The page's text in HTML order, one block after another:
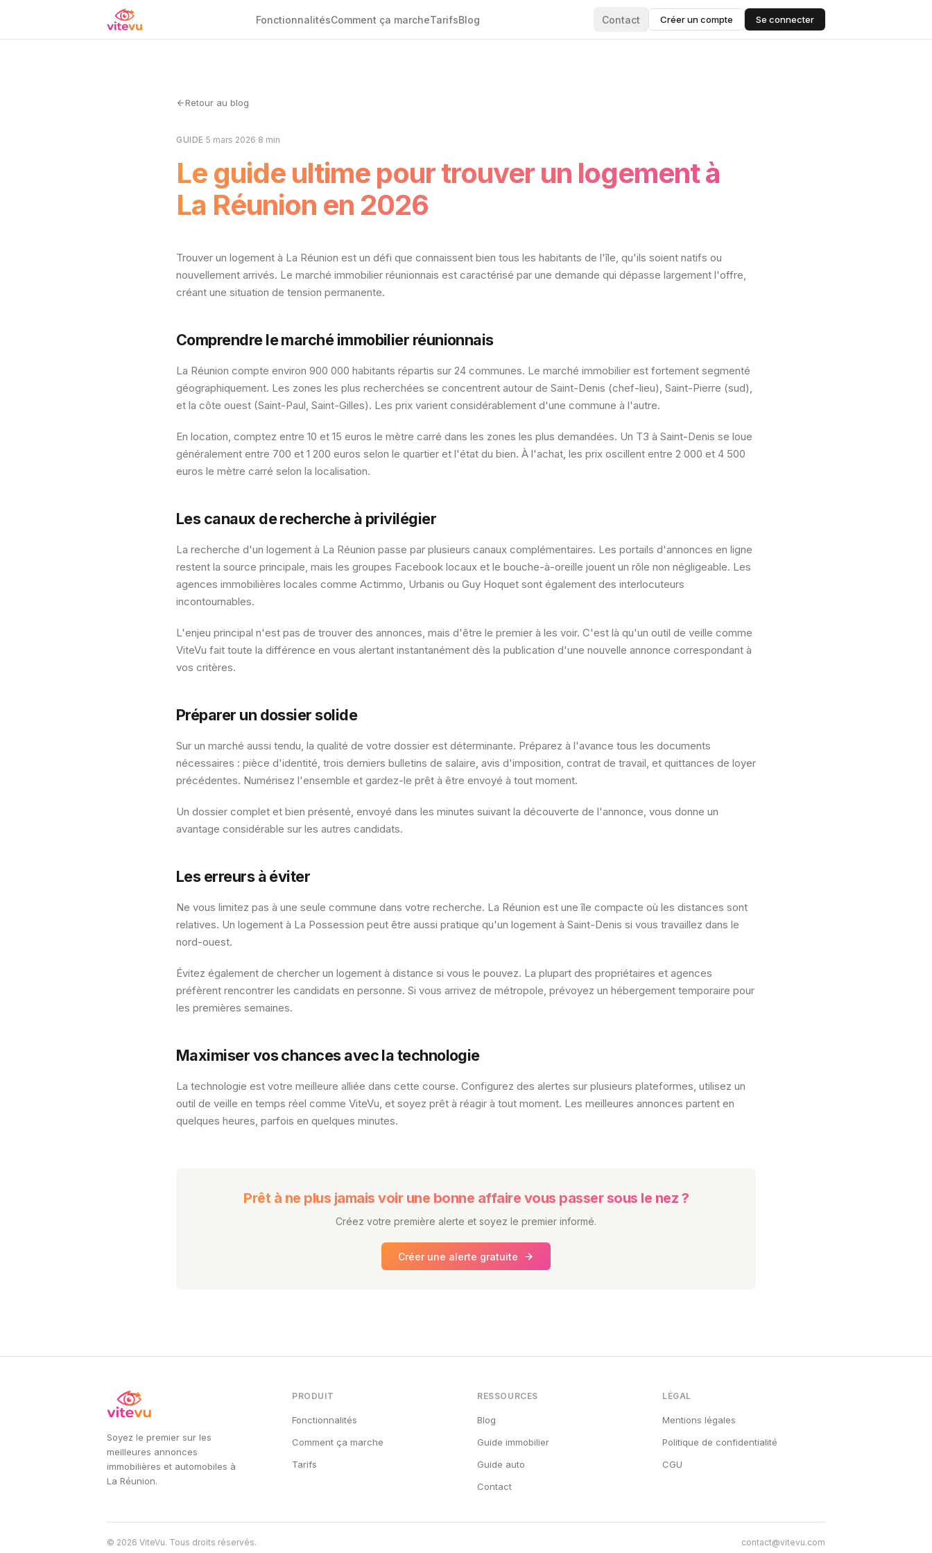
FonctionnalitésComment ça marcheTarifsBlog Contact Créer un compte Se connecter
Retour au blog
GUIDE·5 mars 2026·8 min
Le guide ultime pour trouver un logement à
La Réunion en 2026
Trouver un logement à La Réunion est un défi que connaissent bien tous les habitants de l'île, qu'ils soient natifs ou
nouvellement arrivés. Le marché immobilier réunionnais est caractérisé par une demande qui dépasse largement l'offre,
créant une situation de tension permanente.
Comprendre le marché immobilier réunionnais
La Réunion compte environ 900 000 habitants répartis sur 24 communes. Le marché immobilier est fortement segmenté
géographiquement. Les zones les plus recherchées se concentrent autour de Saint-Denis (chef-lieu), Saint-Pierre (sud),
et la côte ouest (Saint-Paul, Saint-Gilles). Les prix varient considérablement d'une commune à l'autre.
En location, comptez entre 10 et 15 euros le mètre carré dans les zones les plus demandées. Un T3 à Saint-Denis se loue
généralement entre 700 et 1 200 euros selon le quartier et l'état du bien. À l'achat, les prix oscillent entre 2 000 et 4 500
euros le mètre carré selon la localisation.
Les canaux de recherche à privilégier
La recherche d'un logement à La Réunion passe par plusieurs canaux complémentaires. Les portails d'annonces en ligne
restent la source principale, mais les groupes Facebook locaux et le bouche-à-oreille jouent un rôle non négligeable. Les
agences immobilières locales comme Actimmo, Urbanis ou Guy Hoquet sont également des interlocuteurs
incontournables.
L'enjeu principal n'est pas de trouver des annonces, mais d'être le premier à les voir. C'est là qu'un outil de veille comme
ViteVu fait toute la différence en vous alertant instantanément dès la publication d'une nouvelle annonce correspondant à
vos critères.
Préparer un dossier solide
Sur un marché aussi tendu, la qualité de votre dossier est déterminante. Préparez à l'avance tous les documents
nécessaires : pièce d'identité, trois derniers bulletins de salaire, avis d'imposition, contrat de travail, et quittances de loyer
précédentes. Numérisez l'ensemble et gardez-le prêt à être envoyé à tout moment.
Un dossier complet et bien présenté, envoyé dans les minutes suivant la découverte de l'annonce, vous donne un
avantage considérable sur les autres candidats.
Les erreurs à éviter
Ne vous limitez pas à une seule commune dans votre recherche. La Réunion est une île compacte où les distances sont
relatives. Un logement à La Possession peut être aussi pratique qu'un logement à Saint-Denis si vous travaillez dans le
nord-ouest.
Évitez également de chercher un logement à distance si vous le pouvez. La plupart des propriétaires et agences
préfèrent rencontrer les candidats en personne. Si vous arrivez de métropole, prévoyez un hébergement temporaire pour
les premières semaines.
Maximiser vos chances avec la technologie
La technologie est votre meilleure alliée dans cette course. Configurez des alertes sur plusieurs plateformes, utilisez un
outil de veille en temps réel comme ViteVu, et soyez prêt à réagir à tout moment. Les meilleures annonces partent en
quelques heures, parfois en quelques minutes.
Prêt à ne plus jamais voir une bonne affaire vous passer sous le nez ?
Créez votre première alerte et soyez le premier informé.
Créer une alerte gratuite
Soyez le premier sur les
meilleures annonces
immobilières et automobiles à
La Réunion.
PRODUIT
Fonctionnalités
Comment ça marche
Tarifs
RESSOURCES
Blog
Guide immobilier
Guide auto
Contact
LÉGAL
Mentions légales
Politique de confidentialité
CGU
© 2026 ViteVu. Tous droits réservés. contact@vitevu.com